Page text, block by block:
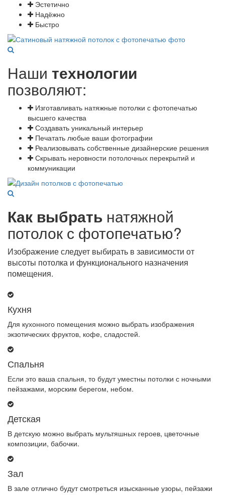
Эстетично
Надёжно
Быстро
Наши технологии
позволяют:
Изготавливать натяжные потолки с фотопечатью
высшего качества
Создавать уникальный интерьер
Печатать любые ваши фотографии
Реализовывать собственные дизайнерские решения
Скрывать неровности потолочных перекрытий и
коммуникации
Как выбрать натяжной
потолок с фотопечатью?
Изображение следует выбирать в зависимости от
высоты потолка и функционального назначения
помещения.
Кухня
Для кухонного помещения можно выбрать изображения
экзотических фруктов, кофе, сладостей.
Спальня
Если это ваша спальня, то будут уместны потолки с ночными
пейзажами, морским берегом, небом.
Детская
В детскую можно выбрать мультяшных героев, цветочные
композиции, бабочки.
Зал
В зале отлично будут смотреться изысканные узоры, пейзажи